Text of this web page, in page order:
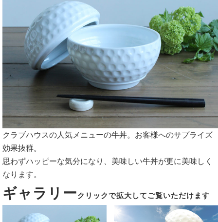
クラブハウスの人気メニューの牛丼。お客様へのサプライズ
効果抜群。
思わずハッピーな気分になり、美味しい牛丼が更に美味しく
なります。
ギャラリークリックで拡大してご覧いただけます